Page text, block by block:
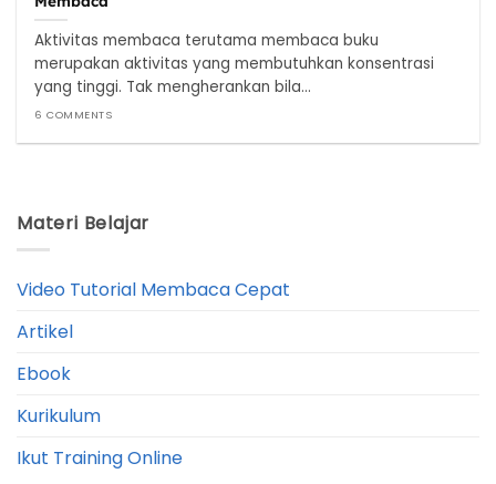
Aktivitas membaca terutama membaca buku
merupakan aktivitas yang membutuhkan konsentrasi
yang tinggi. Tak mengherankan bila...
6 COMMENTS
Materi Belajar
Video Tutorial Membaca Cepat
Artikel
Ebook
Kurikulum
Ikut Training Online